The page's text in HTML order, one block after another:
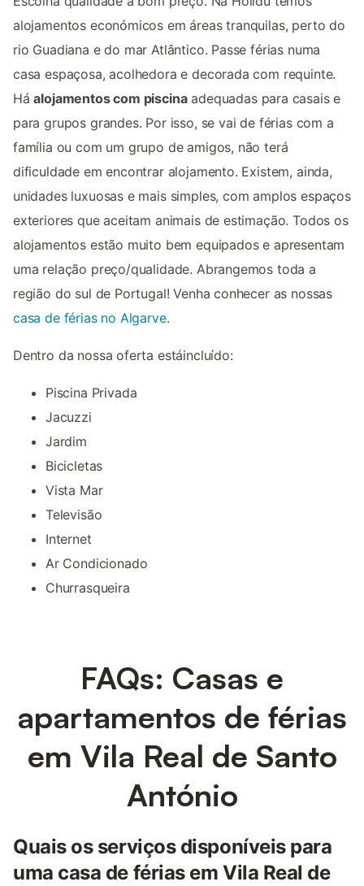
alojamentos económicos em áreas tranquilas, perto do
rio Guadiana e do mar Atlântico. Passe férias numa
casa espaçosa, acolhedora e decorada com requinte.
Háalojamentos com piscinaadequadas para casais e
para grupos grandes. Por isso, se vai de férias com a
família ou com um grupo de amigos, não terá
dificuldade em encontrar alojamento. Existem, ainda,
unidades luxuosas e mais simples, com amplos espaços
exteriores que aceitam animais de estimação. Todos os
alojamentos estão muito bem equipados e apresentam
uma relação preço/qualidade. Abrangemos toda a
região do sul de Portugal! Venha conhecer as nossas
casa de férias no Algarve.
Dentro da nossa oferta estáincluído:
Piscina Privada
Jacuzzi
Jardim
Bicicletas
Vista Mar
Televisão
Internet
Ar Condicionado
Churrasqueira
FAQs: Casas e
apartamentos de férias
em Vila Real de Santo
António
Quais os serviços disponíveis para
uma casa de férias em Vila Real de